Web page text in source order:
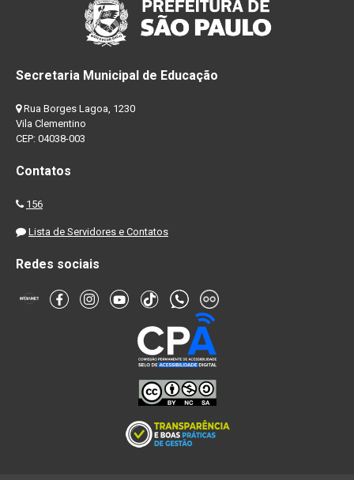
Secretaria Municipal de Educação
Rua Borges Lagoa, 1230
Vila Clementino
CEP: 04038-003
Contatos
156
Lista de Servidores e Contatos
Redes sociais